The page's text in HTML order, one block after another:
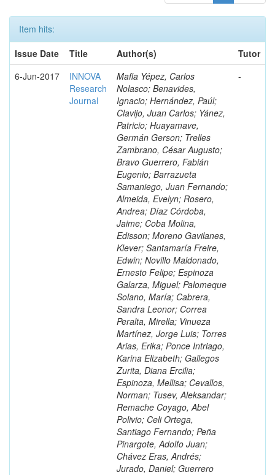
Item hits:
Issue Date
Title Author(s)
Tutor
6-Jun-2017
INNOVA
Research
Journal
Mafla Yépez, Carlos
Nolasco; Benavides,
Ignacio; Hernández, Paúl;
Clavijo, Juan Carlos; Yánez,
Patricio; Huayamave,
Germán Gerson; Trelles
Zambrano, César Augusto;
Bravo Guerrero, Fabián
Eugenio; Barrazueta
Samaniego, Juan Fernando;
Almeida, Evelyn; Rosero,
Andrea; Díaz Córdoba,
Jaime; Coba Molina,
Edisson; Moreno Gavilanes,
Klever; Santamaría Freire,
Edwin; Novillo Maldonado,
Ernesto Felipe; Espinoza
Galarza, Miguel; Palomeque
Solano, María; Cabrera,
Sandra Leonor; Correa
Peralta, Mirella; Vinueza
Martínez, Jorge Luis; Torres
Arias, Erika; Ponce Intriago,
Karina Elizabeth; Gallegos
Zurita, Diana Ercilia;
Espinoza, Mellisa; Cevallos,
Norman; Tusev, Aleksandar;
Remache Coyago, Abel
Polivio; Celi Ortega,
Santiago Fernando; Peña
Pinargote, Adolfo Juan;
Chávez Eras, Andrés;
Jurado, Daniel; Guerrero
-